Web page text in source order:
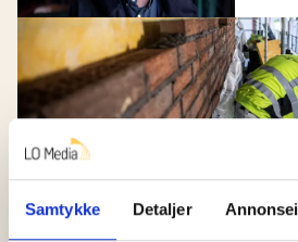
Samtykke Detaljer